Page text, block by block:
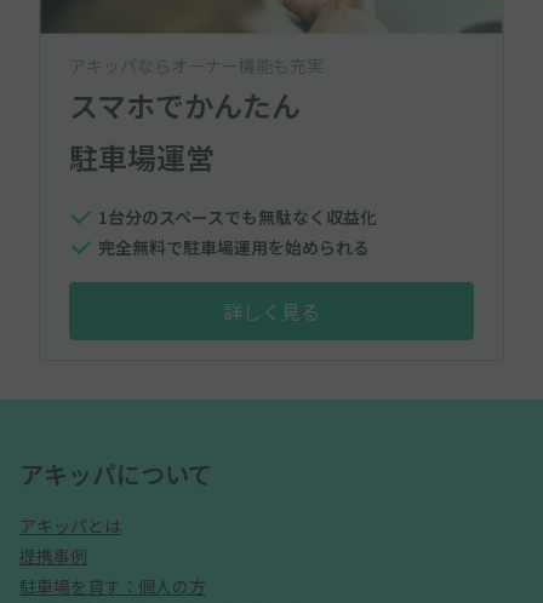
アキッパならオーナー機能も充実
スマホでかんたん
駐車場運営
1台分のスペースでも無駄なく収益化
完全無料で駐車場運用を始められる
詳しく見る
アキッパについて
アキッパとは
提携事例
駐車場を貸す：個人の方